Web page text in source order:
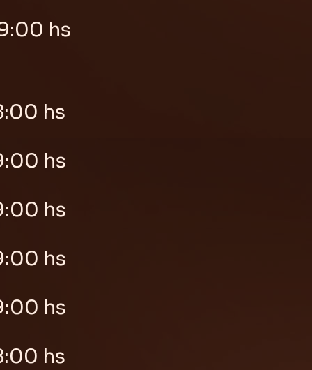
hs
hs
hs
hs
hs
hs
hs